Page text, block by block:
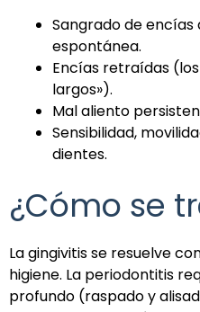
Sangrado de
espontánea.
Encías retraídas
largos»).
Mal aliento
Sensibilidad,
dientes.
¿Cómo se
La gingivitis se resuelve
higiene. La periodontitis
profundo (raspado y